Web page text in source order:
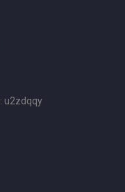
u2zdqqy